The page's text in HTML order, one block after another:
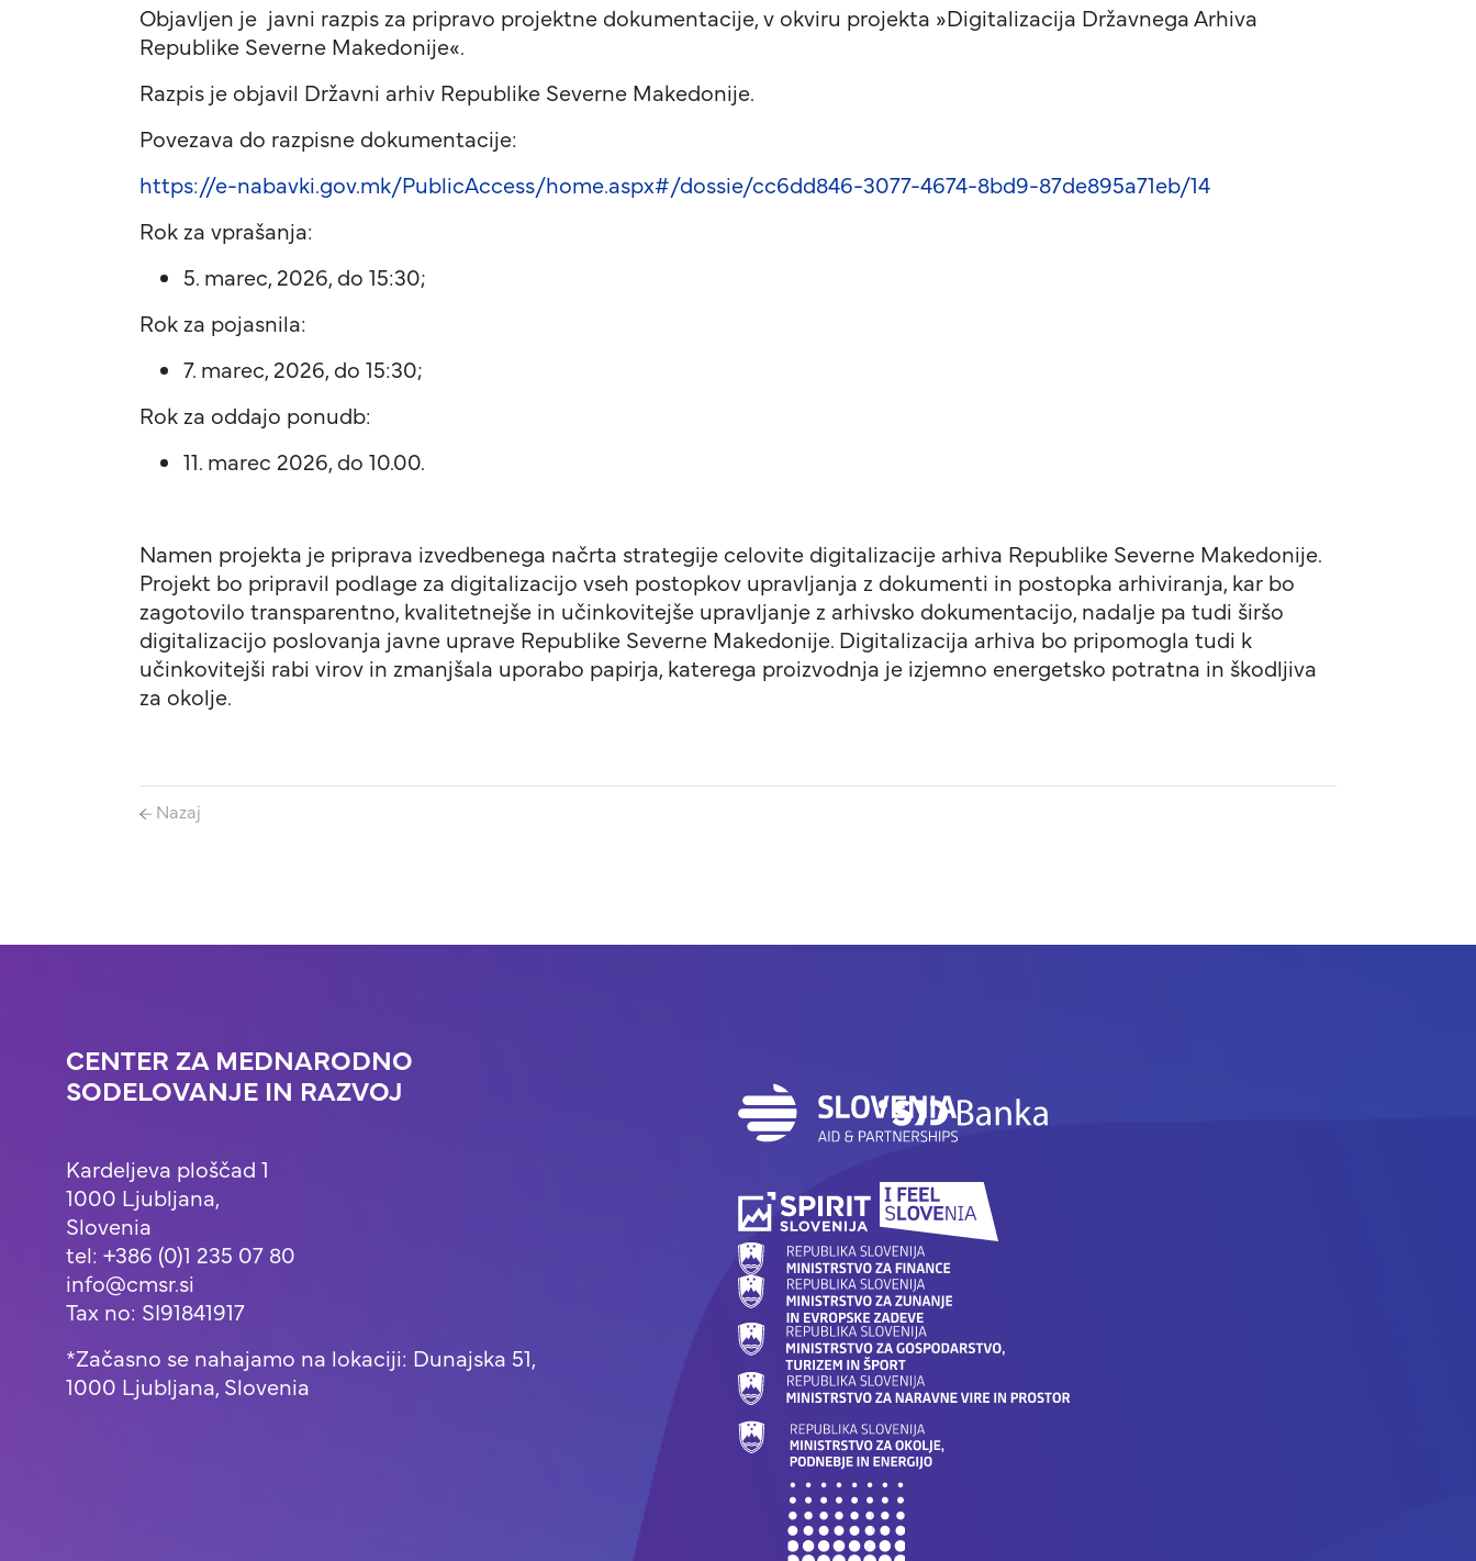
Objavljen je javni razpis za pripravo projektne dokumentacije, v okviru projekta »Digitalizacija Državnega Arhiva
Republike Severne Makedonije«.
Razpis je objavil Državni arhiv Republike Severne Makedonije.
Povezava do razpisne dokumentacije:
https://e-nabavki.gov.mk/PublicAccess/home.aspx#/dossie/cc6dd846-3077-4674-8bd9-87de895a71eb/14
Rok za vprašanja:
5. marec, 2026, do 15:30;
Rok za pojasnila:
7. marec, 2026, do 15:30;
Rok za oddajo ponudb:
11. marec 2026, do 10.00.
Namen projekta je priprava izvedbenega načrta strategije celovite digitalizacije arhiva Republike Severne Makedonije.
Projekt bo pripravil podlage za digitalizacijo vseh postopkov upravljanja z dokumenti in postopka arhiviranja, kar bo
zagotovilo transparentno, kvalitetnejše in učinkovitejše upravljanje z arhivsko dokumentacijo, nadalje pa tudi širšo
digitalizacijo poslovanja javne uprave Republike Severne Makedonije. Digitalizacija arhiva bo pripomogla tudi k
učinkovitejši rabi virov in zmanjšala uporabo papirja, katerega proizvodnja je izjemno energetsko potratna in škodljiva
za okolje.
Nazaj
CENTER ZA MEDNARODNO
SODELOVANJE IN RAZVOJ
Kardeljeva ploščad 1
1000 Ljubljana,
Slovenia
tel: +386 (0)1 235 07 80
info@cmsr.si
Tax no: SI91841917
*Začasno se nahajamo na lokaciji: Dunajska 51,
1000 Ljubljana, Slovenia